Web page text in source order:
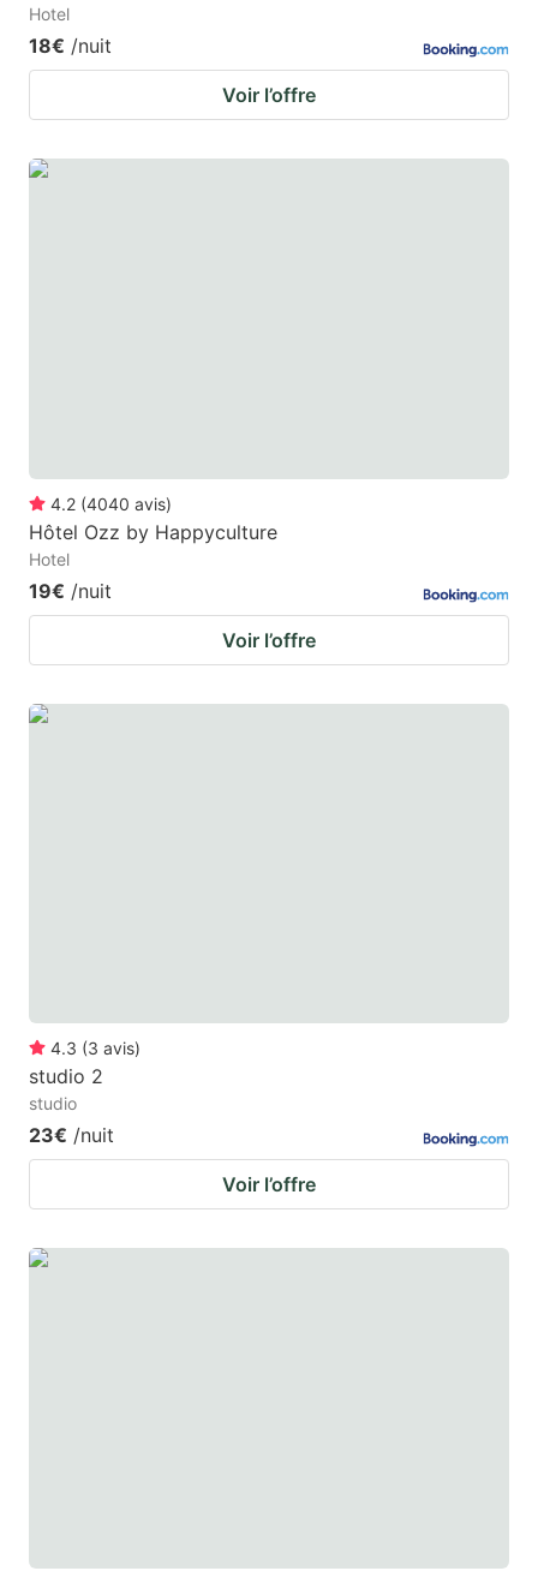
Hotel
18€ /nuit
Voir l’offre
4.2 (4040 avis)
Hôtel Ozz by Happyculture
Hotel
19€ /nuit
Voir l’offre
4.3 (3 avis)
studio 2
studio
23€ /nuit
Voir l’offre